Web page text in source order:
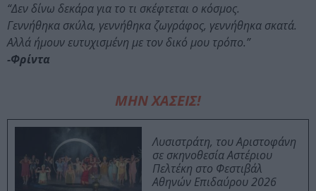
“Δεν δίνω δεκάρα για το τι σκέφτεται ο κόσμος.
Γεννήθηκα σκύλα, γεννήθηκα ζωγράφος, γεννήθηκα σκατά.
Αλλά ήμουν ευτυχισμένη με τον δικό μου τρόπο.”
-Φρίντα
ΜΗΝ ΧΑΣΕΙΣ!
Λυσιστράτη, του Αριστοφάνη
σε σκηνοθεσία Αστέριου
Πελτέκη στο Φεστιβάλ
Αθηνών Επιδαύρου 2026